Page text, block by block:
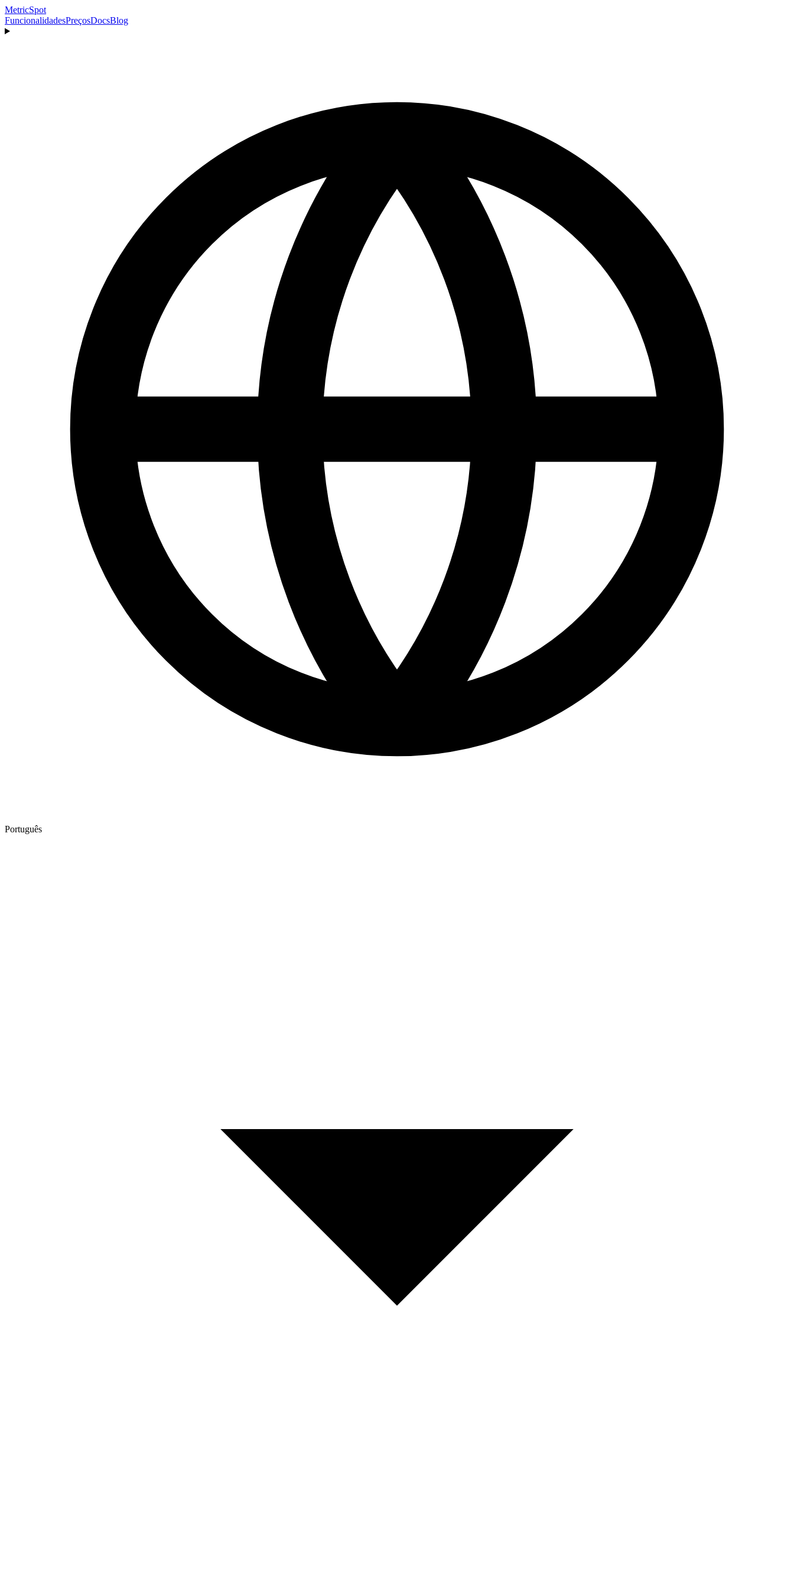
MetricSpot
FuncionalidadesPreçosDocsBlog
Português